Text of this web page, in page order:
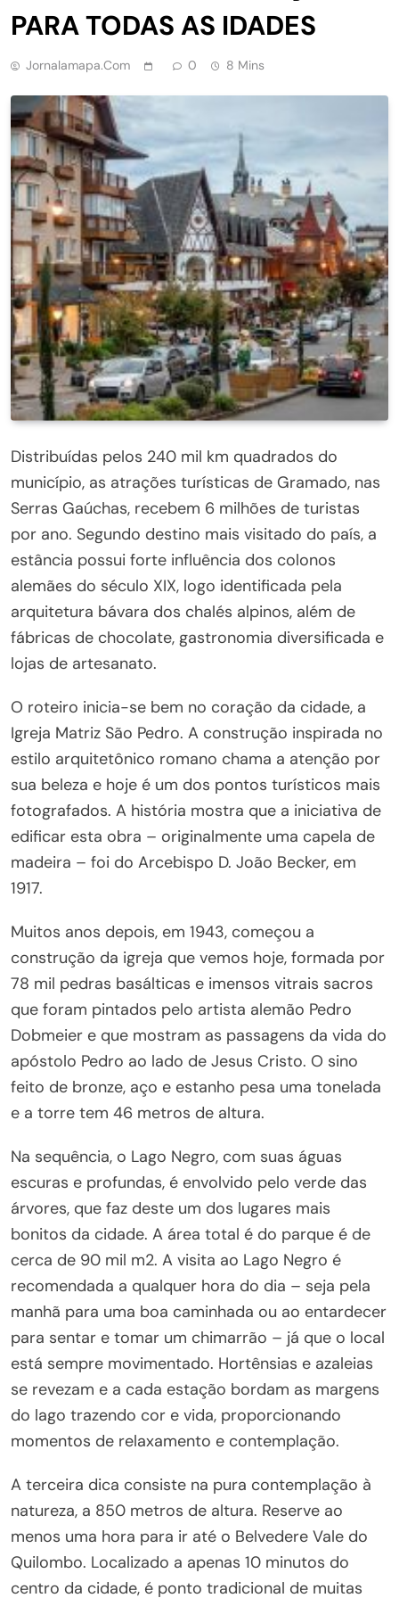
PARA TODAS AS IDADES
Jornalamapa.com 0 8 Mins
Distribuídas pelos 240 mil km quadrados do
município, as atrações turísticas de Gramado, nas
Serras Gaúchas, recebem 6 milhões de turistas
por ano. Segundo destino mais visitado do país, a
estância possui forte influência dos colonos
alemães do século XIX, logo identificada pela
arquitetura bávara dos chalés alpinos, além de
fábricas de chocolate, gastronomia diversificada e
lojas de artesanato.
O roteiro inicia-se bem no coração da cidade, a
Igreja Matriz São Pedro. A construção inspirada no
estilo arquitetônico romano chama a atenção por
sua beleza e hoje é um dos pontos turísticos mais
fotografados. A história mostra que a iniciativa de
edificar esta obra – originalmente uma capela de
madeira – foi do Arcebispo D. João Becker, em
1917.
Muitos anos depois, em 1943, começou a
construção da igreja que vemos hoje, formada por
78 mil pedras basálticas e imensos vitrais sacros
que foram pintados pelo artista alemão Pedro
Dobmeier e que mostram as passagens da vida do
apóstolo Pedro ao lado de Jesus Cristo. O sino
feito de bronze, aço e estanho pesa uma tonelada
e a torre tem 46 metros de altura.
Na sequência, o Lago Negro, com suas águas
escuras e profundas, é envolvido pelo verde das
árvores, que faz deste um dos lugares mais
bonitos da cidade. A área total é do parque é de
cerca de 90 mil m2. A visita ao Lago Negro é
recomendada a qualquer hora do dia – seja pela
manhã para uma boa caminhada ou ao entardecer
para sentar e tomar um chimarrão – já que o local
está sempre movimentado. Hortênsias e azaleias
se revezam e a cada estação bordam as margens
do lago trazendo cor e vida, proporcionando
momentos de relaxamento e contemplação.
A terceira dica consiste na pura contemplação à
natureza, a 850 metros de altura. Reserve ao
menos uma hora para ir até o Belvedere Vale do
Quilombo. Localizado a apenas 10 minutos do
centro da cidade, é ponto tradicional de muitas